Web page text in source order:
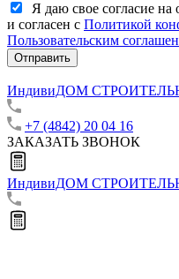
Я даю свое согласие на
и согласен с Политикой
Пользовательским
Отправить
ИндивиДОМ
+7 (4842) 20 04 16
ЗАКАЗАТЬ ЗВОНОК
ИндивиДОМ